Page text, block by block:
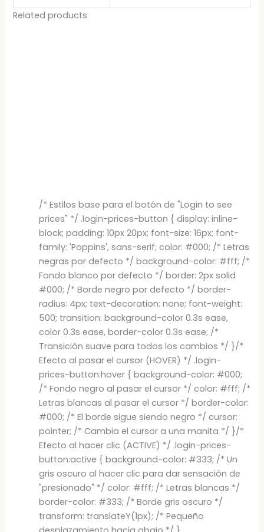
Related products
/* Estilos base para el botón de "Login to see
prices" */ .login-prices-button { display: inline-
block; padding: 10px 20px; font-size: 16px; font-
family: 'Poppins', sans-serif; color: #000; /* Letras
negras por defecto */ background-color: #fff; /*
Fondo blanco por defecto */ border: 2px solid
#000; /* Borde negro por defecto */ border-
radius: 4px; text-decoration: none; font-weight:
500; transition: background-color 0.3s ease,
color 0.3s ease, border-color 0.3s ease; /*
Transición suave para todos los cambios */ }/*
Efecto al pasar el cursor (HOVER) */ .login-
prices-button:hover { background-color: #000;
/* Fondo negro al pasar el cursor */ color: #fff; /*
Letras blancas al pasar el cursor */ border-color:
#000; /* El borde sigue siendo negro */ cursor:
pointer; /* Cambia el cursor a una manita */ }/*
Efecto al hacer clic (ACTIVE) */ .login-prices-
button:active { background-color: #333; /* Un
gris oscuro al hacer clic para dar sensación de
"presionado" */ color: #fff; /* Letras blancas */
border-color: #333; /* Borde gris oscuro */
transform: translateY(1px); /* Pequeño